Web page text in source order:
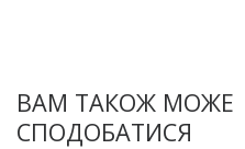
ВАМ ТАКОЖ МОЖЕ
СПОДОБАТИСЯ